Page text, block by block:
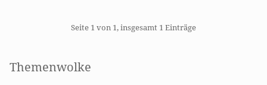
PaginationSeite 1 von 1, insgesamt 1 Einträge
Seitenleiste
Themenwolke